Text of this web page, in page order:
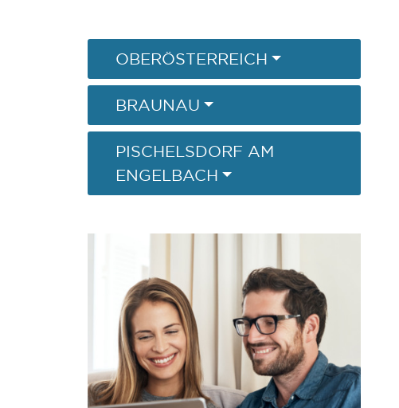
OBERÖSTERREICH
BRAUNAU
PISCHELSDORF AM
ENGELBACH